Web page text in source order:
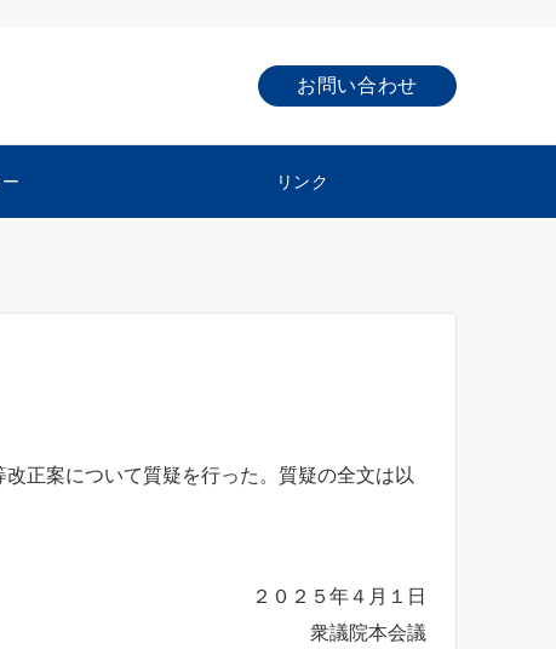
お問い合わせ
リンク
正案について質疑を行った。質疑の全文は以
２０２５年４月１日
衆議院本会議